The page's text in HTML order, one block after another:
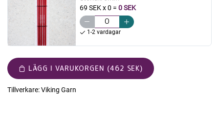
69 SEK x 0 = 0 SEK
1-2 vardagar
LÄGG I VARUKORGEN (462 SEK)
Tillverkare:Viking Garn